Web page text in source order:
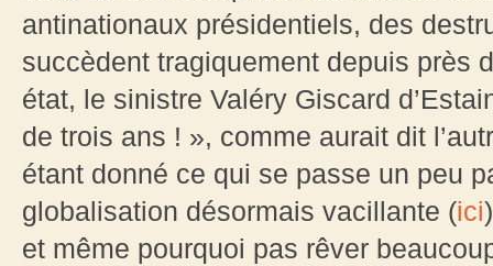
antinationaux présidentiels, des
succèdent tragiquement depuis près
état, le sinistre Valéry Giscard
de trois ans ! », comme aurait dit
étant donné ce qui se passe un peu
globalisation désormais vacillante (ici
et même pourquoi pas rêver